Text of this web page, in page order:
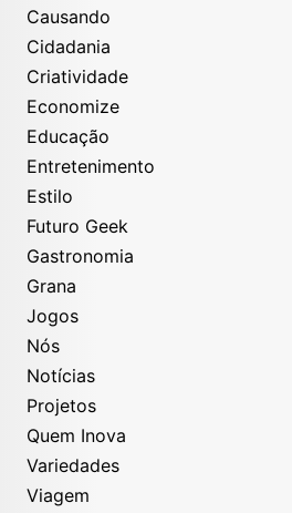
Causando
Cidadania
Criatividade
Economize
Educação
Entretenimento
Estilo
Futuro Geek
Gastronomia
Grana
Jogos
Nós
Notícias
Projetos
Quem Inova
Variedades
Viagem